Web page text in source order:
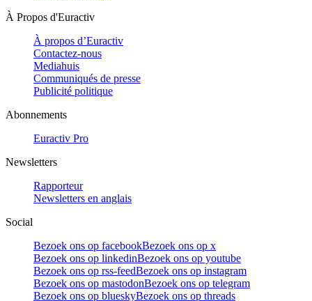
À Propos d'Euractiv
À propos d’Euractiv
Contactez-nous
Mediahuis
Communiqués de presse
Publicité politique
Abonnements
Euractiv Pro
Newsletters
Rapporteur
Newsletters en anglais
Social
Bezoek ons op facebookBezoek ons op x
Bezoek ons op linkedinBezoek ons op youtube
Bezoek ons op rss-feedBezoek ons op instagram
Bezoek ons op mastodonBezoek ons op telegram
Bezoek ons op blueskyBezoek ons op threads